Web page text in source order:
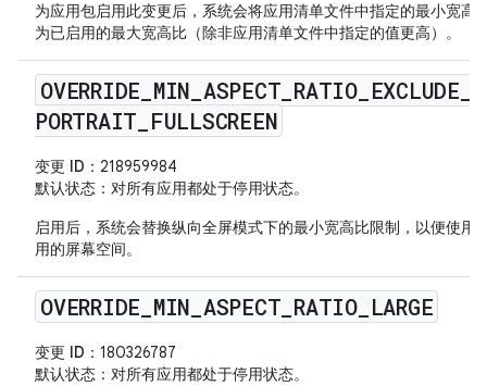
为应用包启用此变更后，系统会将应用清单文件中指定的最小宽高
为已启用的最大宽高比（除非应用清单文件中指定的值更高）。
OVERRIDE MIN ASPECT RATIO_ EXCLUDE
PORTRAIT FULLSCREEN
变更 ID ：218959984
默认状态 ：对所有应用都处于停用状态。
启用后，系统会替换纵向全屏模式下的最小宽高比限制，以便使用
用的屏幕空间。
OVERRIDE MIN ASPECT RATIO_ LARGE
变更 ID ：180326787
默认状态 ：对所有应用都处于停用状态。